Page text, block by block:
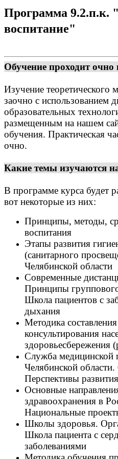
Программа 9.2.п.к.
воспитание"
Обучение проходит очно
Изучение теоретического
заочно с использованием
образовательных
размещенным на нашем
обучения. Практическая
очно.
Какие темы изучаются
В программе курса будет
вот некоторые из них:
Принципы, методы,
воспитания
Этапы развития
(санитарного
Челябинской области
Современные
Принципы
Школа пациентов с
дыхания
Методика
консультирования
здоровьесбережения
Служба медицинской
Челябинской
Перспективы развития
Основные
здравоохранения в
Национальные
Школы здоровья.
Школа пациента с
заболеваниями